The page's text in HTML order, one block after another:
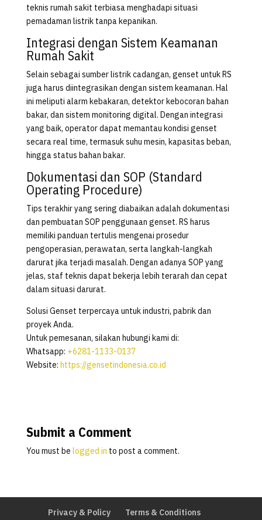
teknis rumah sakit terbiasa menghadapi situasi
pemadaman listrik tanpa kepanikan.
Integrasi dengan Sistem Keamanan
Rumah Sakit
Selain sebagai sumber listrik cadangan, genset untuk RS
juga harus diintegrasikan dengan sistem keamanan. Hal
ini meliputi alarm kebakaran, detektor kebocoran bahan
bakar, dan sistem monitoring digital. Dengan integrasi
yang baik, operator dapat memantau kondisi genset
secara real time, termasuk suhu mesin, kapasitas beban,
hingga status bahan bakar.
Dokumentasi dan SOP (Standard
Operating Procedure)
Tips terakhir yang sering diabaikan adalah dokumentasi
dan pembuatan SOP penggunaan genset. RS harus
memiliki panduan tertulis mengenai prosedur
pengoperasian, perawatan, serta langkah-langkah
darurat jika terjadi masalah. Dengan adanya SOP yang
jelas, staf teknis dapat bekerja lebih terarah dan cepat
dalam situasi darurat.
Solusi Genset terpercaya untuk industri, pabrik dan
proyek Anda.
Untuk pemesanan, silakan hubungi kami di:
Whatsapp: +6281-1133-0137
Website: https://gensetindonesia.co.id
Submit a Comment
You must be logged in to post a comment.
Privacy & Policy Terms & Conditions